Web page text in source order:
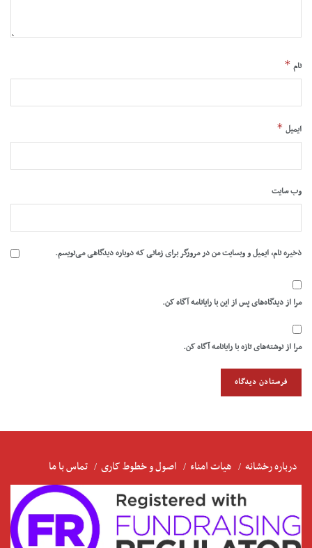
نام *
ایمیل *
وب‌ سایت
ذخیره نام، ایمیل و وبسایت من در مرورگر برای زمانی که دوباره دیدگاهی می‌نویسم.
مرا از دیدگاه‌های پس از این با رایانامه آگاه کن.
مرا از نوشته‌های تازه با رایانامه آگاه کن.
درباره رخشانه هیات امناء اصول و خطوط کاری تماس با ما